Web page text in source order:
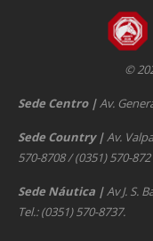
©
Sede Centro |Av.
Sede Country |Av.
570-8708 / (0351) 570-
Sede Náutica |Av J. S.
Tel.: (0351) 570-8737.